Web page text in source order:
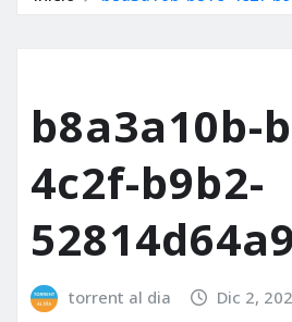
b8a3a10b-
4c2f-b9b2-
torrent al dia Dic 2,